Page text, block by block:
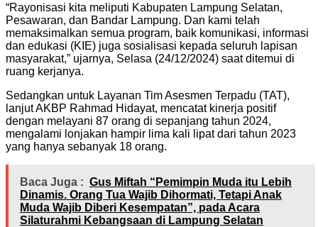
“Rayonisasi kita meliputi Kabupaten Lampung Selatan,
Pesawaran, dan Bandar Lampung. Dan kami telah
memaksimalkan semua program, baik komunikasi, informasi
dan edukasi (KIE) juga sosialisasi kepada seluruh lapisan
masyarakat,” ujarnya, Selasa (24/12/2024) saat ditemui di
ruang kerjanya.
Sedangkan untuk Layanan Tim Asesmen Terpadu (TAT),
lanjut AKBP Rahmad Hidayat, mencatat kinerja positif
dengan melayani 87 orang di sepanjang tahun 2024,
mengalami lonjakan hampir lima kali lipat dari tahun 2023
yang hanya sebanyak 18 orang.
Baca Juga : Gus Miftah “Pemimpin Muda itu Lebih
Dinamis. Orang Tua Wajib Dihormati, Tetapi Anak
Muda Wajib Diberi Kesempatan”, pada Acara
Silaturahmi Kebangsaan di Lampung Selatan